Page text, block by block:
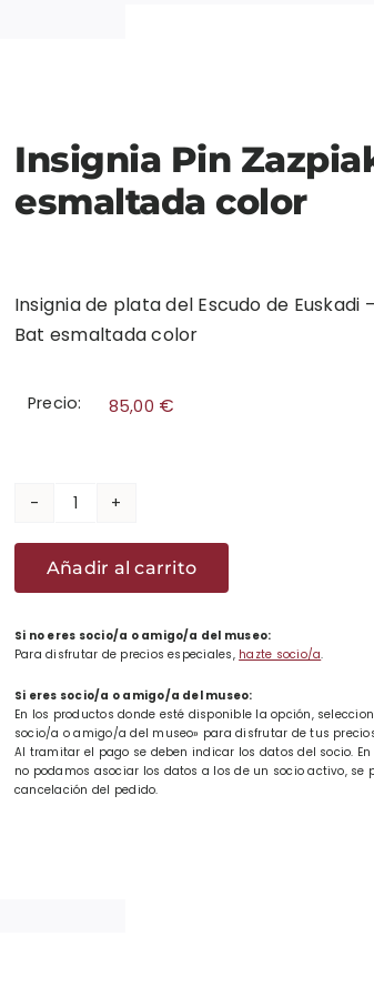
Insignia Pin
esmaltada color
Insignia de plata del Escudo de Euskadi
Bat esmaltada color
Precio: 85,00 €
Insignia
Pin
Zazpiak
esmaltada
color
cantidad
Añadir al carrito
Si no eres socio/a o amigo/a del museo:
Para disfrutar de precios especiales, hazte socio/a.
Si eres socio/a o amigo/a del museo:
En los productos donde esté disponible la opción,
socio/a o amigo/a del museo» para disfrutar de tus
Al tramitar el pago se deben indicar los datos del socio.
no podamos asociar los datos a los de un socio activo, se
cancelación del pedido.